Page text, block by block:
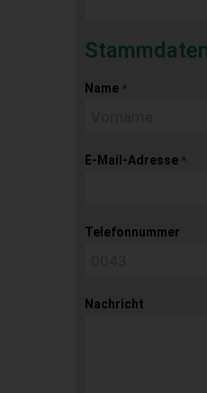
Name *
E-Mail-Adresse *
Telefonnummer
Nachricht